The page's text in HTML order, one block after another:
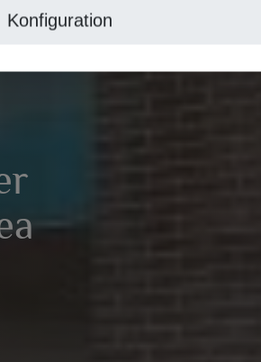
Konfiguration